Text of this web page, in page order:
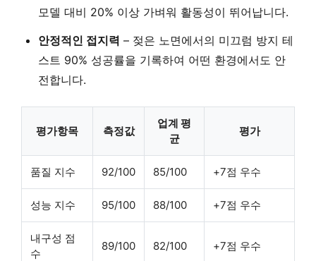
모델 대비 20% 이상 가벼워 활동성이 뛰어납니다.
안정적인 접지력 – 젖은 노면에서의 미끄럼 방지 테
스트 90% 성공률을 기록하여 어떤 환경에서도 안
전합니다.
평가항목 측정값
업계 평
균
평가
품질 지수 92/100 85/100 +7점 우수
성능 지수 95/100 88/100 +7점 우수
내구성 점
수
89/100 82/100 +7점 우수